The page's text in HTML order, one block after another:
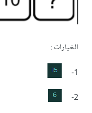
الخيارات :
1-
2-